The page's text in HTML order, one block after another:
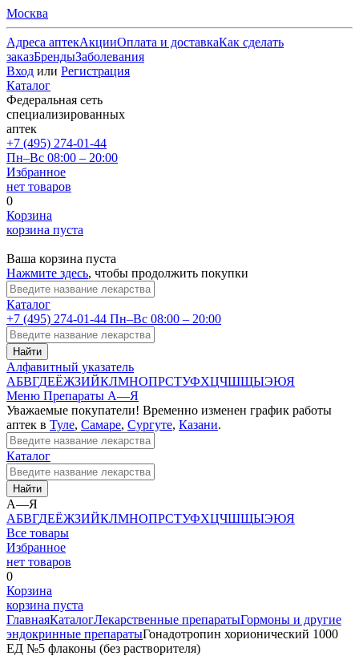
Москва
Адреса аптекАкцииОплата и доставкаКак сделать
заказБрендыЗаболевания
Вход или Регистрация
Каталог
Федеральная сеть
специализированных
аптек
+7 (495) 274-01-44
Пн–Вс 08:00 – 20:00
Избранное
нет товаров
0
Корзина
корзина пуста
Ваша корзина пуста
Нажмите здесь, чтобы продолжить покупки
Каталог
+7 (495) 274-01-44 Пн–Вс 08:00 – 20:00
Найти
Алфавитный указатель
АБВГДЕЁЖЗИЙКЛМНОПРСТУФХЦЧШЩЫЭЮЯ
Меню Препараты А—Я
Уважаемые покупатели! Временно изменен график работы
аптек в Туле, Самаре, Сургуте, Казани.
Каталог
Найти
А—Я
АБВГДЕЁЖЗИЙКЛМНОПРСТУФХЦЧШЩЫЭЮЯ
Все товары
Избранное
нет товаров
0
Корзина
корзина пуста
ГлавнаяКаталогЛекарственные препаратыГормоны и другие
эндокринные препаратыГонадотропин хорионический 1000
ЕД №5 флаконы (без растворителя)